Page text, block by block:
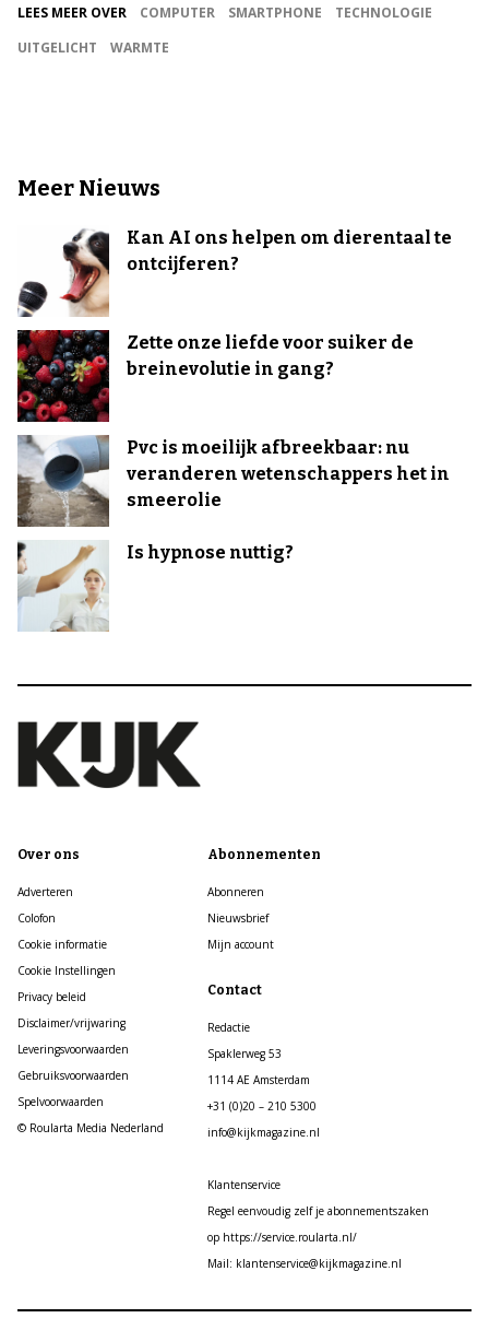
LEES MEER OVER COMPUTER SMARTPHONE
TECHNOLOGIE
UITGELICHT
WARMTE
Meer Nieuws
Kan AI ons helpen om dierentaal te
ontcijferen?
Zette onze liefde voor suiker de
breinevolutie in gang?
Pvc is moeilijk afbreekbaar: nu
veranderen wetenschappers het in
smeerolie
Is hypnose nuttig?
Over ons
Adverteren
Colofon
Cookie informatie
Cookie Instellingen
Privacy beleid
Disclaimer/vrijwaring
Leveringsvoorwaarden
Gebruiksvoorwaarden
Spelvoorwaarden
© Roularta Media Nederland
Abonnementen
Abonneren
Nieuwsbrief
Mijn account
Contact
Redactie
Spaklerweg 53
1114 AE Amsterdam
+31 (0)20 – 210 5300
info@kijkmagazine.nl
Klantenservice
Regel eenvoudig zelf je abonnementszaken
op https://service.roularta.nl/
Mail: klantenservice@kijkmagazine.nl